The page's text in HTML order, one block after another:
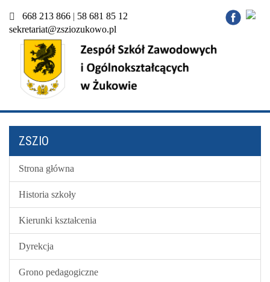
668 213 866 | 58 681 85 12
sekretariat@zsziozukowo.pl
ZSZIO
Strona główna
Historia szkoły
Kierunki kształcenia
Dyrekcja
Grono pedagogiczne